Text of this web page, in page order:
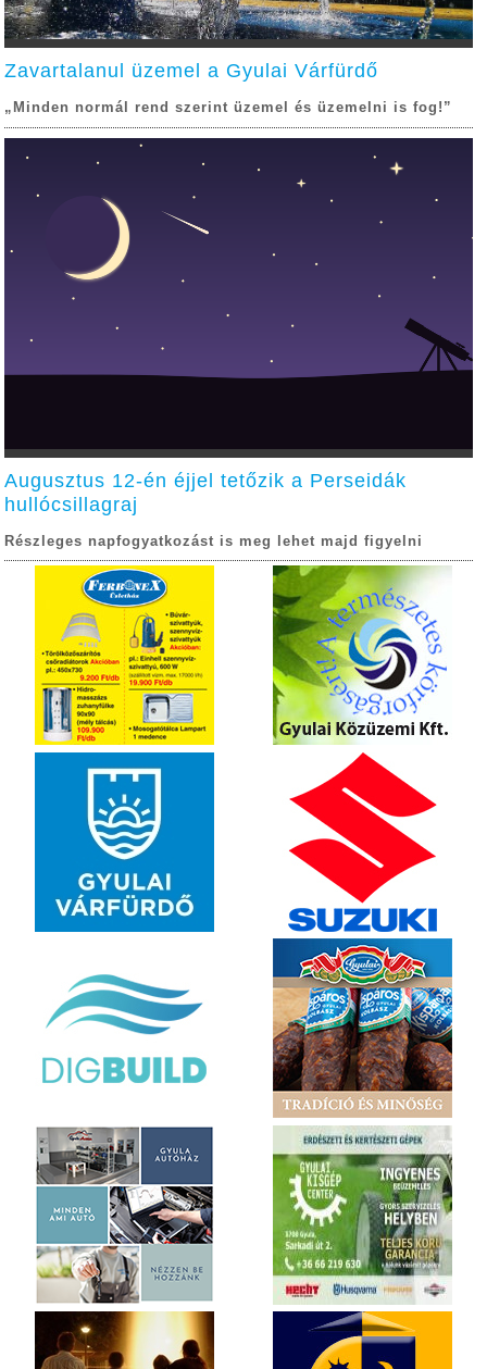
Zavartalanul üzemel a Gyulai Várfürdő
„Minden normál rend szerint üzemel és üzemelni is fog!”
Augusztus 12-én éjjel tetőzik a Perseidák
hullócsillagraj
Részleges napfogyatkozást is meg lehet majd figyelni